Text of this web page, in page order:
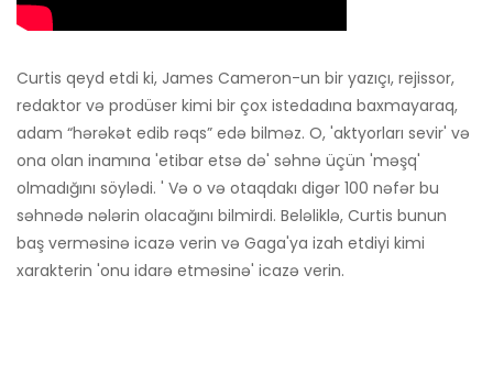
Curtis qeyd etdi ki, James Cameron-un bir yazıçı, rejissor,
redaktor və prodüser kimi bir çox istedadına baxmayaraq,
adam “hərəkət edib rəqs” edə bilməz. O, 'aktyorları sevir' və
ona olan inamına 'etibar etsə də' səhnə üçün 'məşq'
olmadığını söylədi. ' Və o və otaqdakı digər 100 nəfər bu
səhnədə nələrin olacağını bilmirdi. Beləliklə, Curtis bunun
baş verməsinə icazə verin və Gaga'ya izah etdiyi kimi
xarakterin 'onu idarə etməsinə' icazə verin.